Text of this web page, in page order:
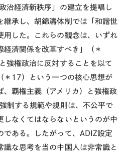
治経済新秩序」の建立を提唱し
継承し、胡錦濤体制では「和諧世
用した。これらの観念は、いずれ
経済関係を改革すべき」（＊
強権政治に反対することを以て
＊17）という一つの核心思想が
、覇権主義（アメリカ）と強権政
制する規範や規則は、不公平で
しなくてはならないというのが中
である。したがって、ADIZ設定
識な思考を当の中国人は非常識と